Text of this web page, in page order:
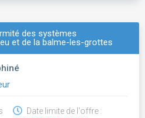
des systèmes
et de la balme-les-grottes
Date limite de l'offre :